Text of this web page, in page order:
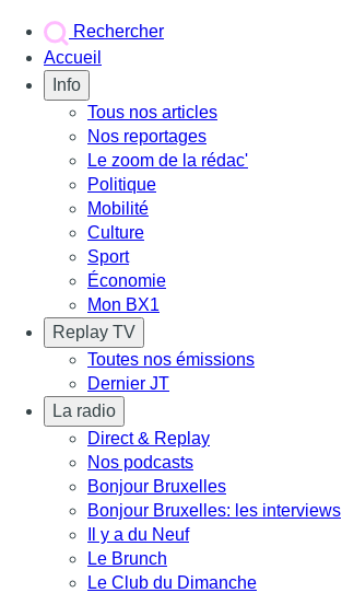
Rechercher
Accueil
Info
Tous nos articles
Nos reportages
Le zoom de la rédac'
Politique
Mobilité
Culture
Sport
Économie
Mon BX1
Replay TV
Toutes nos émissions
Dernier JT
La radio
Direct & Replay
Nos podcasts
Bonjour Bruxelles
Bonjour Bruxelles: les interviews
Il y a du Neuf
Le Brunch
Le Club du Dimanche